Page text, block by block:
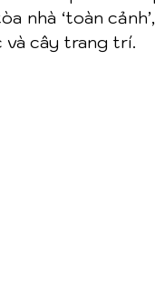
nhà ‘toàn
và cây trang trí.